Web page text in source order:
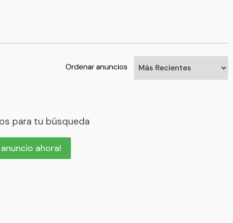
Ordenar anuncios
para tu búsqueda
ahora!